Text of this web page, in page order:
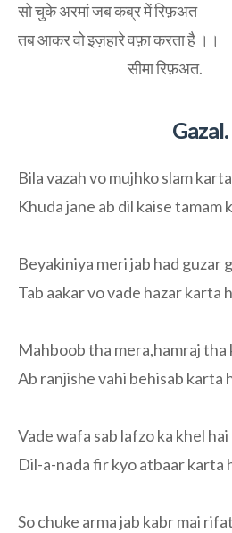
सो चुके अरमां जब कब्र में रिफ़अत
तब आकर वो इज़हारे वफ़ा करता है ।।
सीमा रिफ़अत.
Gazal.
Bila vazah vo mujhko slam
Khuda jane ab dil kaise tamam
Beyakiniya meri jab had guzar
Tab aakar vo vade hazar karta
Mahboob tha mera,hamraj tha
Ab ranjishe vahi behisab karta
Vade wafa sab lafzo ka khel hai
Dil-a-nada fir kyo atbaar karta
So chuke arma jab kabr mai rifat